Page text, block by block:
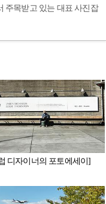
주목받고 있는 대표 사진잡
디자이너의 포토에세이]